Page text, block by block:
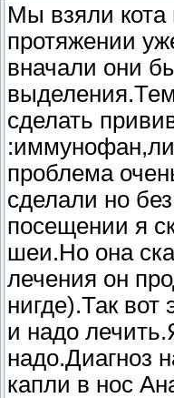
Мы взяли кота
протяжении
вначали они
сделать
проблема
сделали но
посещении я
шеи.Но она
лечения он
нигде).Так вот
и надо
надо.Диагноз
капли в нос